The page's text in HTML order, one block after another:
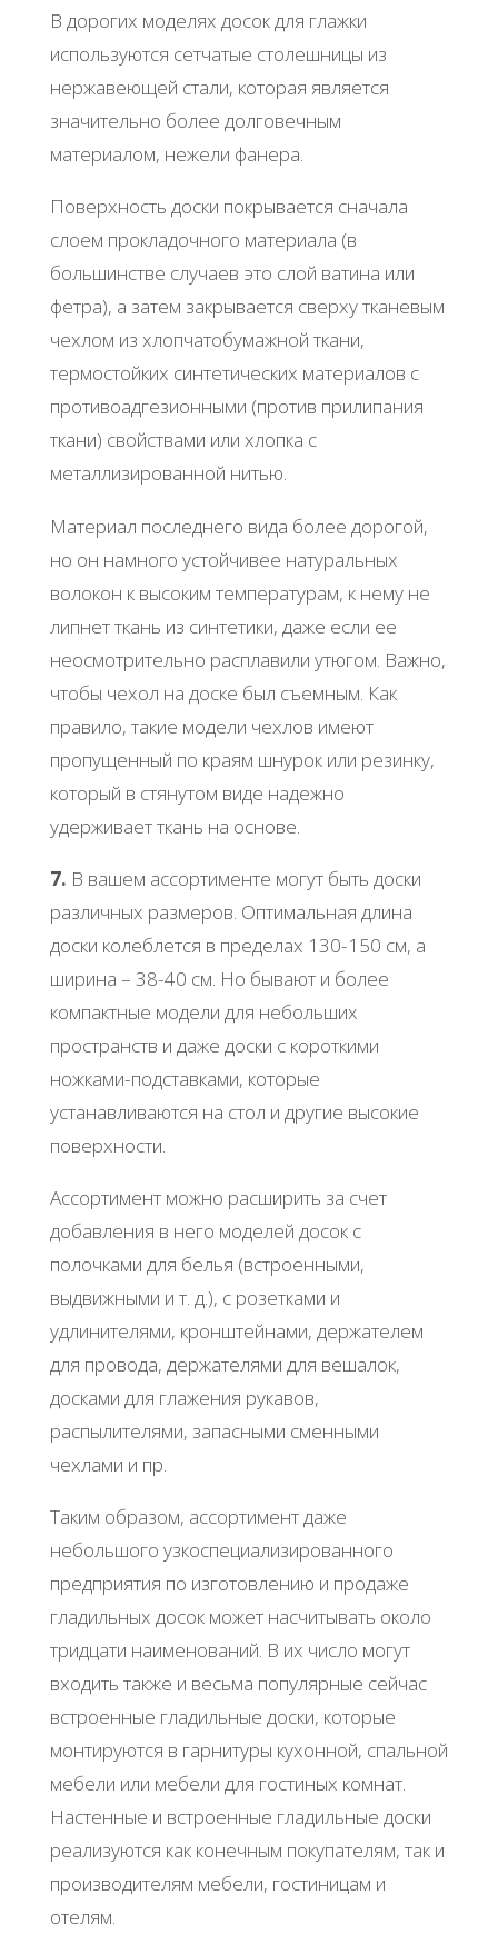
В дорогих моделях досок для глажки
используются сетчатые столешницы из
нержавеющей стали, которая является
значительно более долговечным
материалом, нежели фанера.
Поверхность доски покрывается сначала
слоем прокладочного материала (в
большинстве случаев это слой ватина или
фетра), а затем закрывается сверху тканевым
чехлом из хлопчатобумажной ткани,
термостойких синтетических материалов с
противоадгезионными (против прилипания
ткани) свойствами или хлопка с
металлизированной нитью.
Материал последнего вида более дорогой,
но он намного устойчивее натуральных
волокон к высоким температурам, к нему не
липнет ткань из синтетики, даже если ее
неосмотрительно расплавили утюгом. Важно,
чтобы чехол на доске был съемным. Как
правило, такие модели чехлов имеют
пропущенный по краям шнурок или резинку,
который в стянутом виде надежно
удерживает ткань на основе.
7. В вашем ассортименте могут быть доски
различных размеров. Оптимальная длина
доски колеблется в пределах 130-150 см, а
ширина – 38-40 см. Но бывают и более
компактные модели для небольших
пространств и даже доски с короткими
ножками-подставками, которые
устанавливаются на стол и другие высокие
поверхности.
Ассортимент можно расширить за счет
добавления в него моделей досок с
полочками для белья (встроенными,
выдвижными и т. д.), с розетками и
удлинителями, кронштейнами, держателем
для провода, держателями для вешалок,
досками для глажения рукавов,
распылителями, запасными сменными
чехлами и пр.
Таким образом, ассортимент даже
небольшого узкоспециализированного
предприятия по изготовлению и продаже
гладильных досок может насчитывать около
тридцати наименований. В их число могут
входить также и весьма популярные сейчас
встроенные гладильные доски, которые
монтируются в гарнитуры кухонной, спальной
мебели или мебели для гостиных комнат.
Настенные и встроенные гладильные доски
реализуются как конечным покупателям, так и
производителям мебели, гостиницам и
отелям.